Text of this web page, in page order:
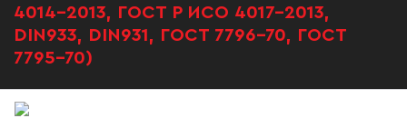
4014-2013, ГОСТ Р ИСО 4017-2013,
DIN933, DIN931, ГОСТ 7796-70, ГОСТ
7795-70)